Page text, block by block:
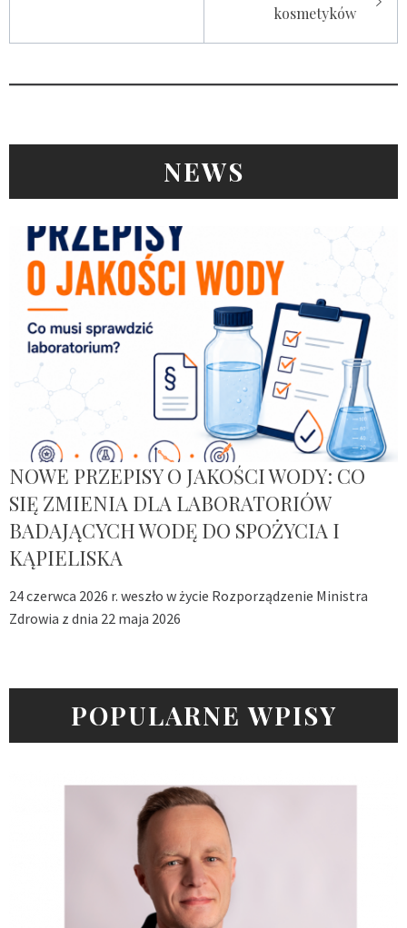
kosmetyków
NEWS
NOWE PRZEPISY O JAKOŚCI WODY: CO
SIĘ ZMIENIA DLA LABORATORIÓW
BADAJĄCYCH WODĘ DO SPOŻYCIA I
KĄPIELISKA
24 czerwca 2026 r. weszło w życie Rozporządzenie Ministra
Zdrowia z dnia 22 maja 2026
POPULARNE WPISY